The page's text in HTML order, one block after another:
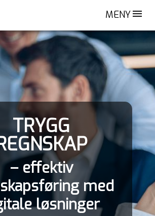
MENY
TRYGG
– effektiv
med
løsninger